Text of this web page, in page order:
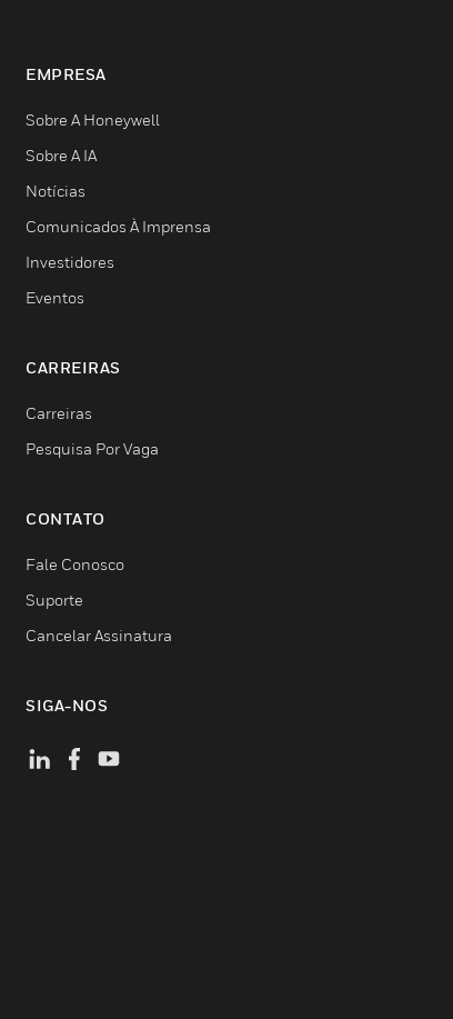
EMPRESA
Sobre A Honeywell
Sobre A IA
Notícias
Comunicados À Imprensa
Investidores
Eventos
CARREIRAS
Carreiras
Pesquisa Por Vaga
CONTATO
Fale Conosco
Suporte
Cancelar Assinatura
SIGA-NOS